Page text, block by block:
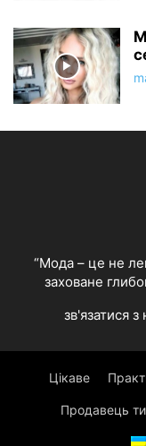
“Мода – це не
заховане
зв'язатися з
Цікаве
Продавець